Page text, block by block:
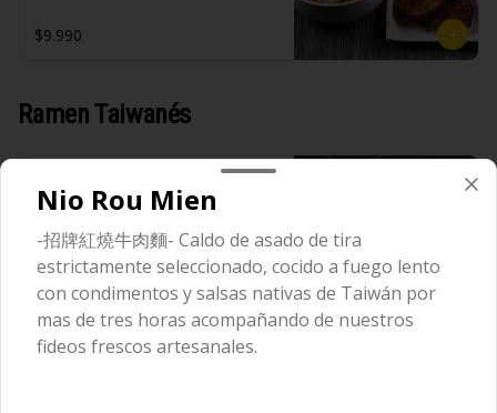
salsa de soya, ajo, agua, azúcar, mix
brocoli (o choclo con pepino en su
extracto de repollo, poroto de soya,
comino, paprika, pimienta, azúcar,
salsa de soya, ajo, agua, azúcar, mix
comino), mirin (azúcar, arroz, agua,
verduras salteadas y opción de
agregar medio huevo estilo Taiwán.
champiñón (extracto de champiñón
taiwanes, extracto de apio, extracto de
repollo, poroto de soya, comino,
trigo, pan rallado, maicena, zanahoria
salsa de soya, aceite, pimienta sal
(pimienta, sal, ajo, cebollin, azucar).
Acompañamientos: Arroz, repollo,
brocoli (o choclo con pepino en su
reemplazo, consultar disponibilidad),
zanahoria, ajo, sal, extracto de
$9.990
Ramen Taiwanés
Dan-Ah Mien
-台式擔仔麵- A base de un caldo de
acompañado de nuestros fideos
artesanales frescos, dientes de
dragón, salsa Lo Ba, camarones
ecuatorianos, medio huevo estilo
Taiwan y un toque de cilantro.
$9.990
Nio Rou Mien
-招牌紅燒牛肉麵- Caldo de asado de tira
estrictamente seleccionado, cocido a fuego lento
con condimentos y salsas nativas de Taiwán por
mas de tres horas acompañando de nuestros
fideos frescos artesanales.